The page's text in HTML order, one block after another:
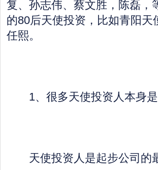
复、孙志伟、蔡文胜，陈磊，
的80后天使投资，比如青阳
任熙。
1、很多天使投资人本身是
天使投资人是起步公司的